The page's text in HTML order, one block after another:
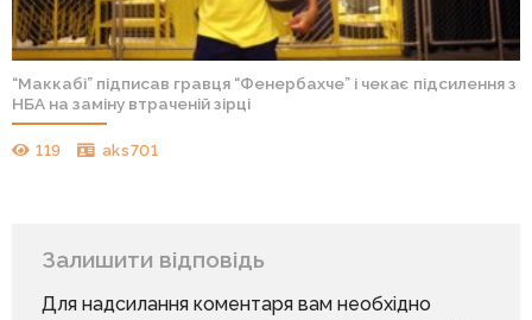
“Маккабі” підписав гравця “Фенербахче” і чекає підсилення з
НБА на заміну втраченій зірці
119 aks701
Залишити відповідь
Для надсилання коментаря вам необхідно